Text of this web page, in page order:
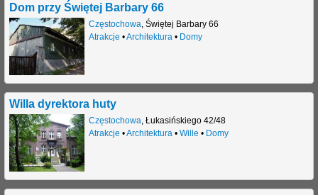
Dom przy Świętej Barbary 66
Częstochowa, Świętej Barbary 66
Atrakcje •Architektura• Domy
Willa dyrektora huty
Częstochowa, Łukasińskiego 42/48
Atrakcje •Architektura• Wille • Domy